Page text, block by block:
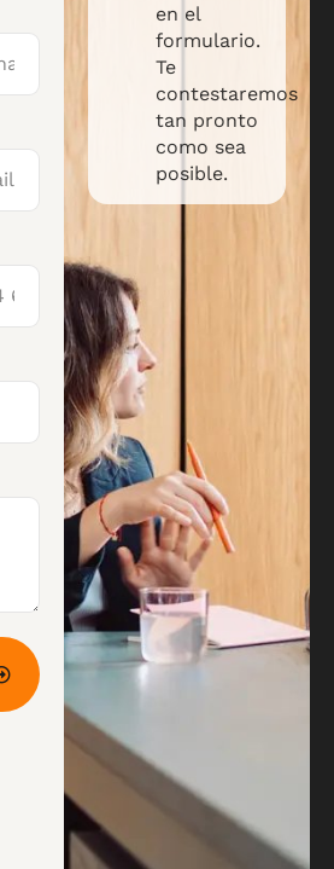
en el
formulario.
Te
contestaremos
tan pronto
como sea
posible.